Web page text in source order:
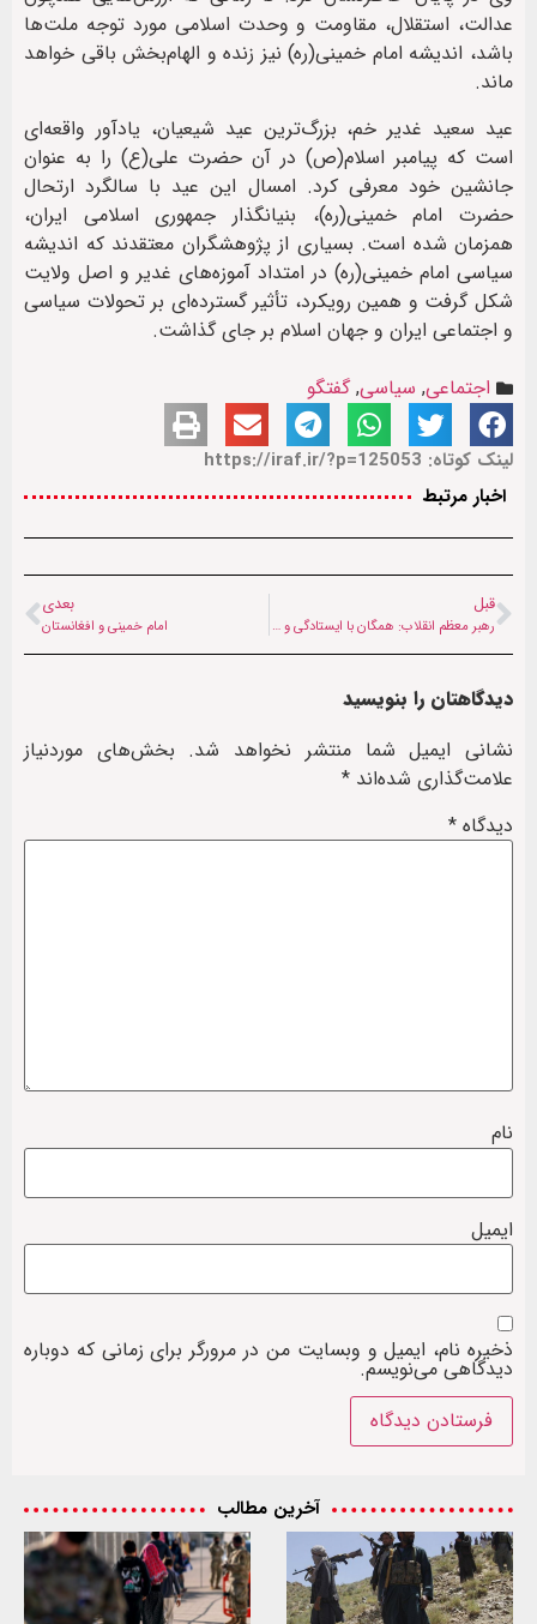
عدالت، استقلال، مقاومت و وحدت اسلامی مورد توجه ملت‌ها
باشد، اندیشه امام خمینی(ره) نیز زنده و الهام‌بخش باقی خواهد
ماند.
عید سعید غدیر خم، بزرگ‌ترین عید شیعیان، یادآور واقعه‌ای
است که پیامبر اسلام(ص) در آن حضرت علی(ع) را به عنوان
جانشین خود معرفی کرد. امسال این عید با سالگرد ارتحال
حضرت امام خمینی(ره)، بنیانگذار جمهوری اسلامی ایران،
همزمان شده است. بسیاری از پژوهشگران معتقدند که اندیشه
سیاسی امام خمینی(ره) در امتداد آموزه‌های غدیر و اصل ولایت
شکل گرفت و همین رویکرد، تأثیر گسترده‌ای بر تحولات سیاسی
و اجتماعی ایران و جهان اسلام بر جای گذاشت.
اجتماعی, سیاسی,گفتگو
لینک کوتاه: https://iraf.ir/?p=125053
اخبار مرتبط
قبل
رهبر معظم انقلاب: همگان با ایستادگی و حفظ وحدت نقشه دشمن را خنثی کنند
بعدی
امام خمینی و افغانستان
دیدگاهتان را بنویسید
نشانی ایمیل شما منتشر نخواهد شد. بخش‌های موردنیاز
علامت‌گذاری شده‌اند *
دیدگاه *
نام
ایمیل
ذخیره نام، ایمیل و وبسایت من در مرورگر برای زمانی که دوباره
دیدگاهی می‌نویسم.
آخرین مطالب